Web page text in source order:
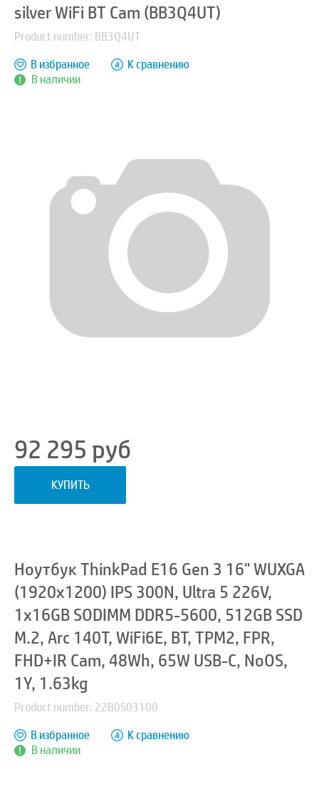
silver WiFi BT Cam (BB3Q4UT)
Product number: BB3Q4UT
В наличии
В избранное К сравнению
92 295 руб
КУПИТЬ
Ноутбук ThinkPad E16 Gen 3 16" WUXGA
(1920x1200) IPS 300N, Ultra 5 226V,
1x16GB SODIMM DDR5-5600, 512GB SSD
M.2, Arc 140T, WiFi6E, BT, TPM2, FPR,
FHD+IR Cam, 48Wh, 65W USB-C, NoOS,
1Y, 1.63kg
Product number: 22B0S03100
В наличии
В избранное К сравнению